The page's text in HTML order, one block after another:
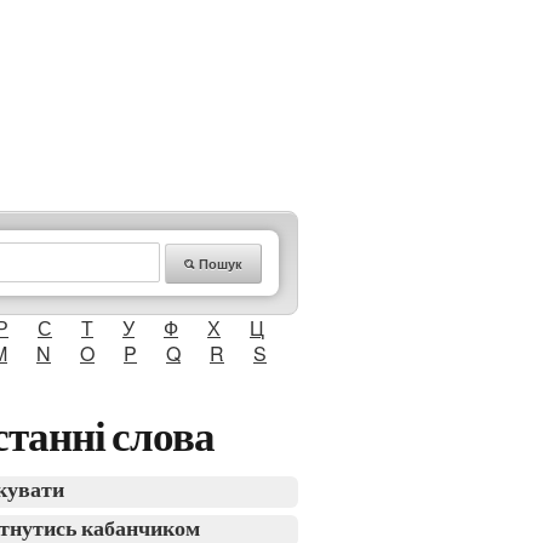
Пошук
С Т У Ф Х
Ц
N O P Q R
S
слова
кабанчиком